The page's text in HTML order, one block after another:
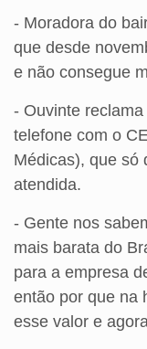
- Moradora do
que desde
e não consegue
- Ouvinte
telefone com o
Médicas), que só
atendida.
- Gente nos
mais barata do
para a empresa
então por que na
esse valor e